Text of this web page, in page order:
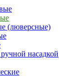
(люверсные)
насадкой